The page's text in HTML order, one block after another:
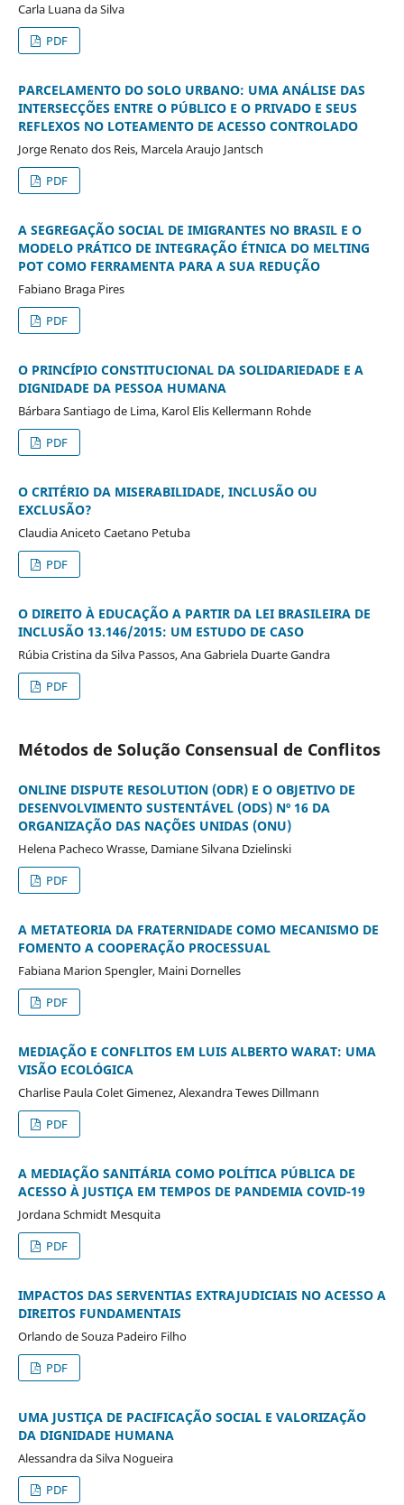
Carla Luana da Silva
PDF
PARCELAMENTO DO SOLO URBANO: UMA ANÁLISE DAS
INTERSECÇÕES ENTRE O PÚBLICO E O PRIVADO E SEUS
REFLEXOS NO LOTEAMENTO DE ACESSO CONTROLADO
Jorge Renato dos Reis, Marcela Araujo Jantsch
PDF
A SEGREGAÇÃO SOCIAL DE IMIGRANTES NO BRASIL E O
MODELO PRÁTICO DE INTEGRAÇÃO ÉTNICA DO MELTING
POT COMO FERRAMENTA PARA A SUA REDUÇÃO
Fabiano Braga Pires
PDF
O PRINCÍPIO CONSTITUCIONAL DA SOLIDARIEDADE E A
DIGNIDADE DA PESSOA HUMANA
Bárbara Santiago de Lima, Karol Elis Kellermann Rohde
PDF
O CRITÉRIO DA MISERABILIDADE, INCLUSÃO OU
EXCLUSÃO?
Claudia Aniceto Caetano Petuba
PDF
O DIREITO À EDUCAÇÃO A PARTIR DA LEI BRASILEIRA DE
INCLUSÃO 13.146/2015: UM ESTUDO DE CASO
Rúbia Cristina da Silva Passos, Ana Gabriela Duarte Gandra
PDF
Métodos de Solução Consensual de Conflitos
ONLINE DISPUTE RESOLUTION (ODR) E O OBJETIVO DE
DESENVOLVIMENTO SUSTENTÁVEL (ODS) Nº 16 DA
ORGANIZAÇÃO DAS NAÇÕES UNIDAS (ONU)
Helena Pacheco Wrasse, Damiane Silvana Dzielinski
PDF
A METATEORIA DA FRATERNIDADE COMO MECANISMO DE
FOMENTO A COOPERAÇÃO PROCESSUAL
Fabiana Marion Spengler, Maini Dornelles
PDF
MEDIAÇÃO E CONFLITOS EM LUIS ALBERTO WARAT: UMA
VISÃO ECOLÓGICA
Charlise Paula Colet Gimenez, Alexandra Tewes Dillmann
PDF
A MEDIAÇÃO SANITÁRIA COMO POLÍTICA PÚBLICA DE
ACESSO À JUSTIÇA EM TEMPOS DE PANDEMIA COVID-19
Jordana Schmidt Mesquita
PDF
IMPACTOS DAS SERVENTIAS EXTRAJUDICIAIS NO ACESSO A
DIREITOS FUNDAMENTAIS
Orlando de Souza Padeiro Filho
PDF
UMA JUSTIÇA DE PACIFICAÇÃO SOCIAL E VALORIZAÇÃO
DA DIGNIDADE HUMANA
Alessandra da Silva Nogueira
PDF